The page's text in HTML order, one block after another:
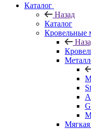
Каталог
Назад
Каталог
Кровельные